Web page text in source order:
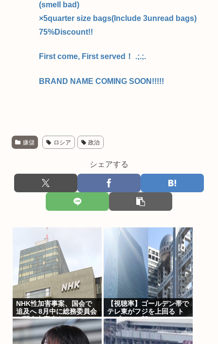
(smell bad)
×5quarter size bags(Include 3unread bags)
75%Discount!!
First come, First served！ .;.;.
BRAND NAME COMING SOON!!!!!
嫌儲 ロシア 政治
シェアする
NHK性加害事案、国会で
追及へ 8月中に総務委員会
が閉会中審査も
【視聴率】ゴールデン帯で
テレ東がフジを上回る ト
ップはテレ朝